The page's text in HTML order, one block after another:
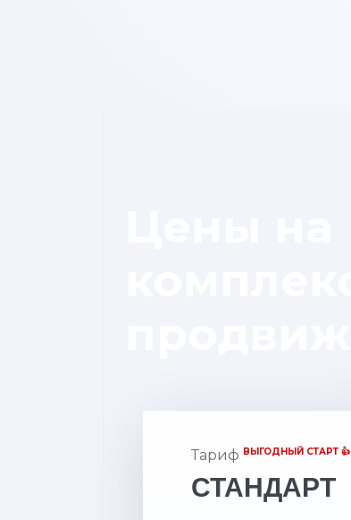
Тариф ВЫГОДНЫЙ СТАРТ 👍
СТАНДАРТ